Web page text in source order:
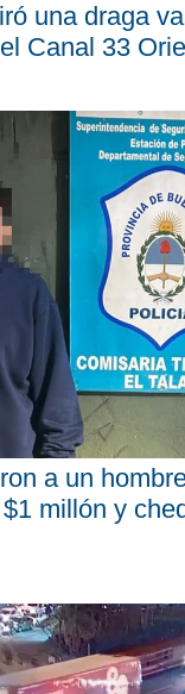
una draga
Canal 33
a un
millón y